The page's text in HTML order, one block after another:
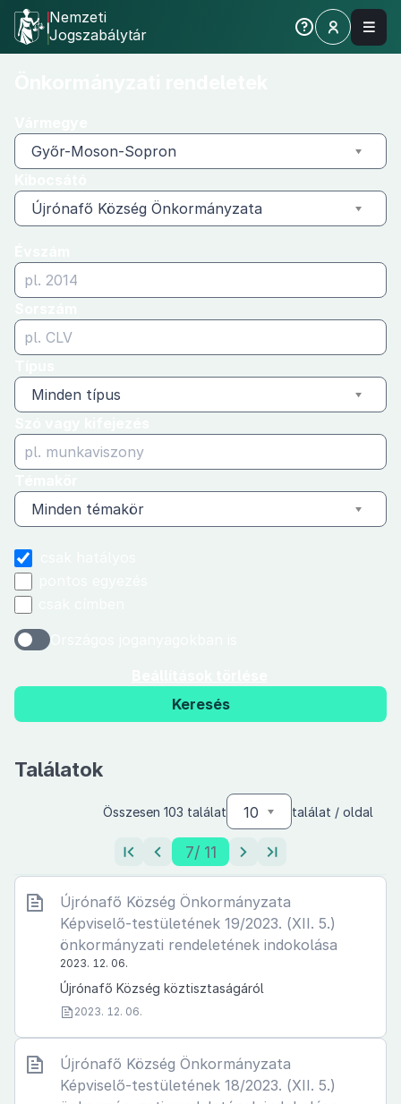
Nemzeti
Jogszabálytár
Győr-Moson-Sopron
Újrónafő Község Önkormányzata
Minden típus
Minden témakör
Keresés
Találatok
Összesen 103 találat 10 találat / oldal
7/ 11
Újrónafő Község Önkormányzata
Képviselő-testületének 19/2023. (XII. 5.)
önkormányzati rendeletének indokolása
2023. 12. 06.
Újrónafő Község köztisztaságáról
2023. 12. 06.
Újrónafő Község Önkormányzata
Képviselő-testületének 18/2023. (XII. 5.)